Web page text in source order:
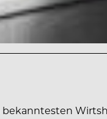
bekanntesten